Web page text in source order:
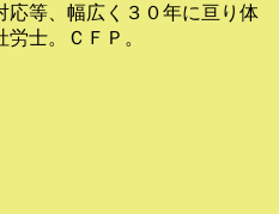
応等、幅広く３０年に亘り体
士。ＣＦＰ。